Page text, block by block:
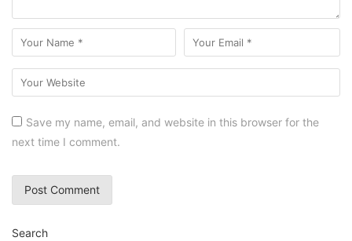
Save my name, email, and website in this browser for the
next time I comment.
Search